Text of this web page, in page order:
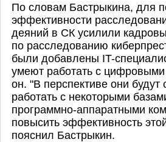
По словам Бастрыкина, для
эффективности
деяний в СК усилили
по расследованию
были добавлены IT-
умеют работать с
он. "В перспективе они будут
работать с некоторыми
программно-аппаратными
повысить эффективность
пояснил Бастрыкин.